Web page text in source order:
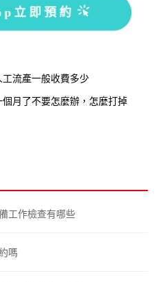
立即預約
流產一般收費多少
月了不要怎麼辦，怎麼打掉
工作檢查有哪些
嗎